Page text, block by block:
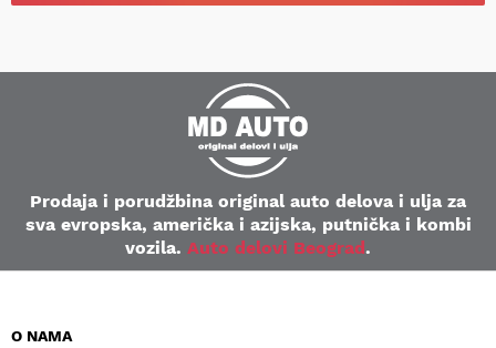
Prodaja i porudžbina original auto delova i ulja za
sva evropska, američka i azijska, putnička i kombi
vozila. Auto delovi Beograd.
O NAMA